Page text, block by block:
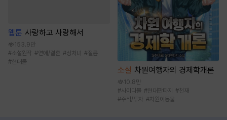
웹툰 사랑하고 사랑해서
153.9만
#소설원작 #연애/결혼 #상처녀 #절륜
#현대물
소설 차원여행자의 경제학개론
10.8만
#사이다물 #현대판타지 #천재
#주식/투자 #차원이동물